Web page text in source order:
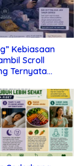
Kebiasaan
Scroll
Ternyata